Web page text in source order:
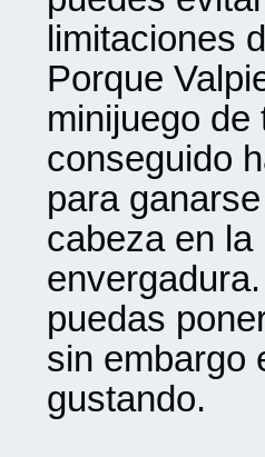
limitaciones
Porque
minijuego de
conseguido
para
cabeza en
puedas
sin embargo
gustando.